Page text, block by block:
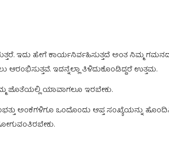
ಇದು ಹೇಗೆ ಕಾರ್ಯನಿರ್ವಹಿಸುತ್ತದೆ ಅಂತ ನಿಮ್ಮ
ಆರಂಭಿಸುತ್ತವೆ. ಇದನ್ನೆಲ್ಲಾ ತಿಳಿದುಕೊಂಡಿದ್ದರೆ ಉತ್ತಮ.
ನಿಮ್ಮ ಜೊತೆಯಲ್ಲಿ‌ ಯಾವಾಗಲೂ ಇರಬೇಕು.
ಅಂಕೆಗಳಿಗೂ ಒಂದೊಂದು ಆಪ್ತ ಸಂಖ್ಯೆಯನ್ನು